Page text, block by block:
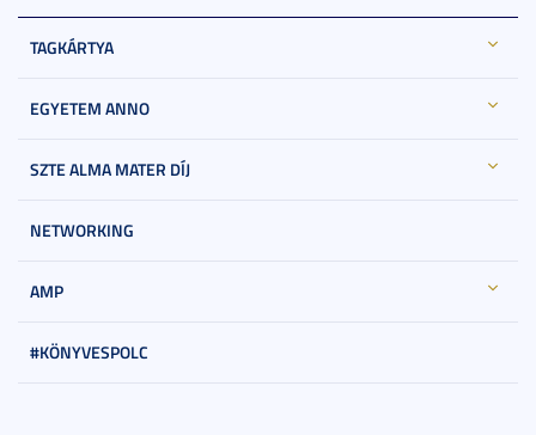
TAGKÁRTYA
EGYETEM ANNO
SZTE ALMA MATER DÍJ
NETWORKING
AMP
#KÖNYVESPOLC